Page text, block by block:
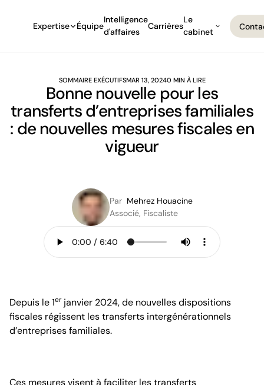
Expertise Équipe
Intelligence
d'affaires
Carrières
Le
cabinet
SOMMAIRE EXÉCUTIFSMAR 13, 20240 MIN À LIRE
Bonne nouvelle pour les
transferts d’entreprises familiales
: de nouvelles mesures fiscales en
vigueur
Par Mehrez Houacine
Associé, Fiscaliste
Depuis le 1erjanvier 2024, de nouvelles dispositions
fiscales régissent les transferts intergénérationnels
d’entreprises familiales.
Ces mesures visent à faciliter les transferts